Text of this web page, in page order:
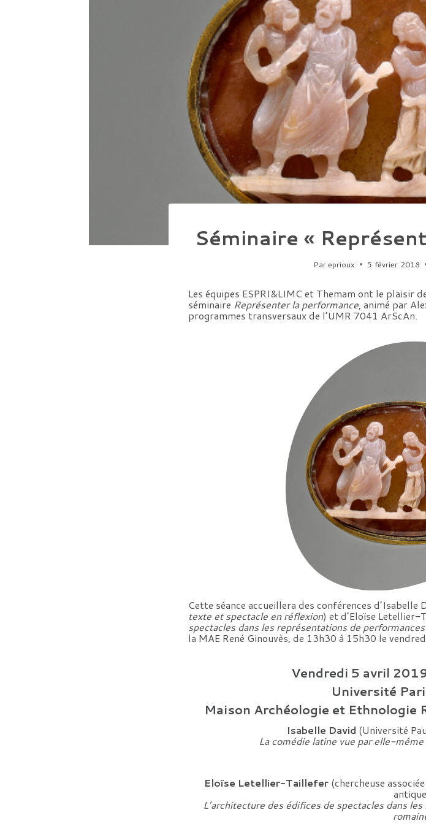
Séminaire «
Pareprioux 5 février 2018
Les équipes ESPRI&LIMC et Themam ont le plaisir
séminaire Représenter la performance, animé par
programmes transversaux de l’UMR 7041 ArScAn.
Cette séance accueillera des conférences d’Isabelle
texte et spectacle en réflexion) et d’Eloïse Letellier-
spectacles dans les représentations de
la MAE René Ginouvès, de 13h30 à 15h30 le
Vendredi 5 avril
Université
Maison Archéologie et Ethnologie
Isabelle David (Université
La comédie latine vue par elle-
Eloïse Letellier-Taillefer (chercheuse
L’architecture des édifices de spectacles dans